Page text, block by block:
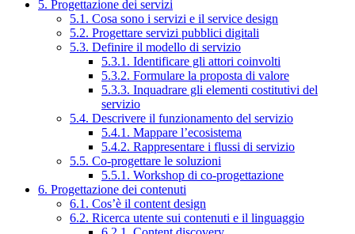
5. Progettazione dei servizi
5.1. Cosa sono i servizi e il service design
5.2. Progettare servizi pubblici digitali
5.3. Definire il modello di servizio
5.3.1. Identificare gli attori coinvolti
5.3.2. Formulare la proposta di valore
5.3.3. Inquadrare gli elementi costitutivi del
servizio
5.4. Descrivere il funzionamento del servizio
5.4.1. Mappare l’ecosistema
5.4.2. Rappresentare i flussi di servizio
5.5. Co-progettare le soluzioni
5.5.1. Workshop di co-progettazione
6. Progettazione dei contenuti
6.1. Cos’è il content design
6.2. Ricerca utente sui contenuti e il linguaggio